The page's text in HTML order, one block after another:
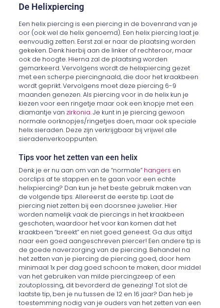
De Helixpiercing
Een helix piercing is een piercing in de bovenrand van je
oor (ook wel de helix genoemd). Een helix piercing laat je
eenvoudig zetten. Eerst zal er naar de plaatsing worden
gekeken. Denk hierbij aan de linker of rechteroor, maar
ook de hoogte. Hierna zal de plaatsing worden
gemarkeerd. Vervolgens wordt de helixpiercing gezet
met een scherpe piercingnaald, die door het kraakbeen
wordt geprikt. Vervolgens moet deze piercing 6-9
maanden genezen. Als piercing voor in de helix kun je
kiezen voor een ringetje maar ook een knopje met een
diamantje van zirkonia. Je kunt in je piercing gewoon
normale oorknopjes/ringetjes doen, maar ook speciale
helix sieraden. Deze zijn verkrijgbaar bij vrijwel alle
sieradenverkooppunten.
Tips voor het zetten van een helix
Denk je er nu aan om van de “normale” hangers en
oorclips af te stappen en te gaan voor een echte
helixpiercing? Dan kun je het beste gebruik maken van
de volgende tips. Allereerst de eerste tip. Laat de
piercing niet zetten bij een doorsnee juwelier. Hier
worden namelijk vaak de piercings in het kraakbeen
geschoten, waardoor het voor kan komen dat het
kraakbeen “breekt” en niet goed geneest. Ga dus altijd
naar een goed aangeschreven piercer! Een andere tip is
de goede naverzorging van de piercing. Behandel na
het zetten van je piercing de piercing goed, door hem
minimaal 1x per dag goed schoon te maken, door middel
van het gebruiken van milde piercingzeep of een
zoutoplossing, dit bevorderd de genezing! Tot slot de
laatste tip, ben je nu tussen de 12 en 16 jaar? Dan heb je
toestemming nodig van je ouders van het zetten van een